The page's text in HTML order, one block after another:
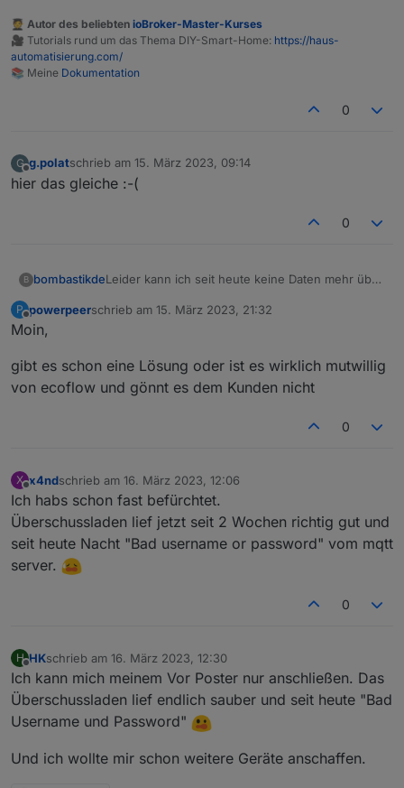
🧑‍🎓 Autor des beliebten ioBroker-Master-Kurses
🎥 Tutorials rund um das Thema DIY-Smart-Home: https://haus-
automatisierung.com/
📚 Meine Dokumentation
0
G
Offline
g.polatschrieb am 15. März 2023, 09:14
zuletzt editiert von
hier das gleiche :-(
0
B bombastikdeLeider kann ich seit heute keine Daten mehr über
Meldung im IObroker Protokoll: Client error: ```
Password für MQTT nochmals ausgelesen und
eingetragen. - Keine Änderung
Hat jemand eine Idee?
P
Offline
powerpeerschrieb am 15. März 2023, 21:32
zuletzt editiert von
Moin,
gibt es schon eine Lösung oder ist es wirklich mutwillig
von ecoflow und gönnt es dem Kunden nicht
0
X
Offline
x4ndschrieb am 16. März 2023, 12:06
zuletzt editiert von
Ich habs schon fast befürchtet.
Überschussladen lief jetzt seit 2 Wochen richtig gut und
seit heute Nacht "Bad username or password" vom mqtt
server.
0
H
Offline
HKschrieb am 16. März 2023, 12:30
zuletzt editiert von
Ich kann mich meinem Vor Poster nur anschließen. Das
Überschussladen lief endlich sauber und seit heute "Bad
Username und Password"
Und ich wollte mir schon weitere Geräte anschaffen.